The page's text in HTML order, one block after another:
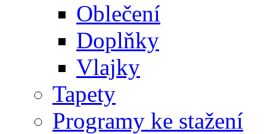
Oblečení
Doplňky
Vlajky
Tapety
Programy ke stažení